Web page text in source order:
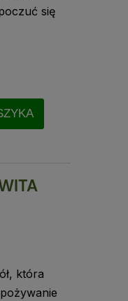
się
która